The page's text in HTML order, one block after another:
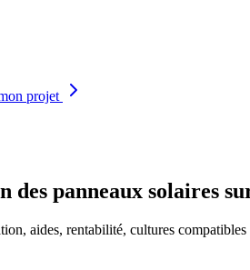
projet
panneaux solaires
aides, rentabilité, cultures